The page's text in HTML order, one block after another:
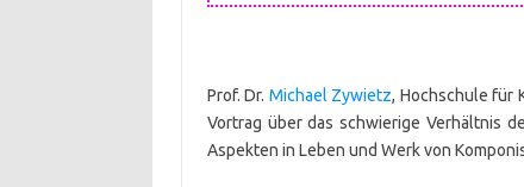
Prof. Dr. Michael Zywietz, Hochschule für
Vortrag über das schwierige Verhältnis
Aspekten in Leben und Werk von